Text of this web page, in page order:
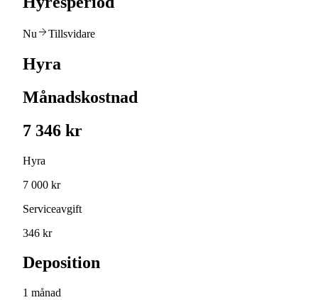
Nu Tillsvidare
Hyra
Månadskostnad
7 346 kr
Hyra
7 000 kr
Serviceavgift
346 kr
Deposition
1 månad